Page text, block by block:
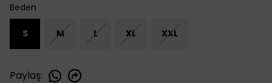
Beden
S M L XL XXL
Paylaş: